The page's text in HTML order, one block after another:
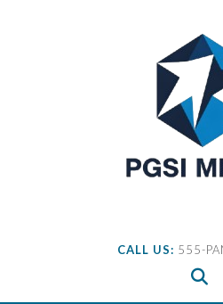
CALL US: 555-